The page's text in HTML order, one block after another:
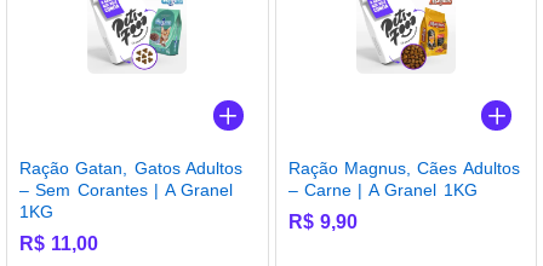
Ração Gatan, Gatos Adultos
– Sem Corantes | A Granel
1KG
R$ 11,00
Ração Magnus, Cães Adultos
– Carne | A Granel 1KG
R$9,90